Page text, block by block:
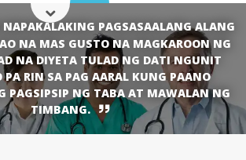
PAGSASAALANG ALANG
NA MAS GUSTO NA MAGKAROON NG
NA DIYETA TULAD NG DATI NGUNIT
PA RIN SA PAG AARAL KUNG PAANO
PAGSIPSIP NG TABA AT MAWALAN NG
TIMBANG.